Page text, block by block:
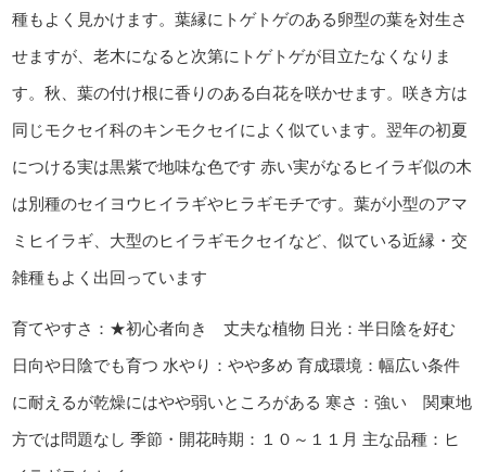
種もよく見かけます。葉縁にトゲトゲのある卵型の葉を対生さ
せますが、老木になると次第にトゲトゲが目立たなくなりま
す。秋、葉の付け根に香りのある白花を咲かせます。咲き方は
同じモクセイ科のキンモクセイによく似ています。翌年の初夏
につける実は黒紫で地味な色です 赤い実がなるヒイラギ似の木
は別種のセイヨウヒイラギやヒラギモチです。葉が小型のアマ
ミヒイラギ、大型のヒイラギモクセイなど、似ている近縁・交
雑種もよく出回っています
育てやすさ：★初心者向き 丈夫な植物 日光：半日陰を好む
日向や日陰でも育つ 水やり：やや多め 育成環境：幅広い条件
に耐えるが乾燥にはやや弱いところがある 寒さ：強い 関東地
方では問題なし 季節・開花時期：１０～１１月 主な品種：ヒ